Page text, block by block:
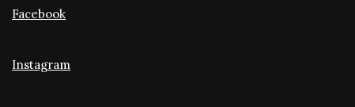
Facebook
Instagram